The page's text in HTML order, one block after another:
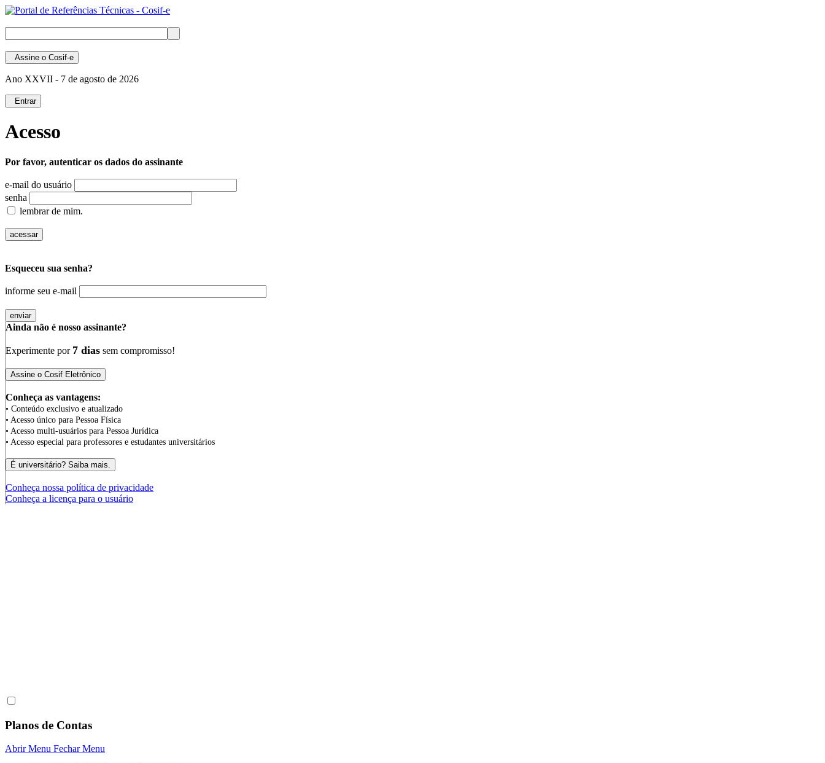
Assine o Cosif-e
Ano XXVII - 7 de agosto de 2026
Entrar
Acesso
Por favor, autenticar os dados do assinante
e-mail do usuário
senha
lembrar de mim.
Esqueceu sua senha?
informe seu e-mail
Ainda não é nosso assinante?
Experimente por 7 dias sem compromisso!
Conheça as vantagens:
• Conteúdo exclusivo e atualizado
• Acesso único para Pessoa Física
• Acesso multi-usuários para Pessoa Jurídica
• Acesso especial para professores e estudantes universitários
Conheça nossa política de privacidade
Conheça a licença para o usuário
Planos de Contas
Abrir Menu Fechar Menu